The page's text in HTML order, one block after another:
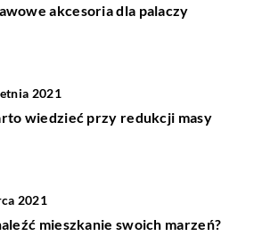
akcesoria dla palaczy
2021
wiedzieć przy redukcji masy
2021
mieszkanie swoich marzeń?